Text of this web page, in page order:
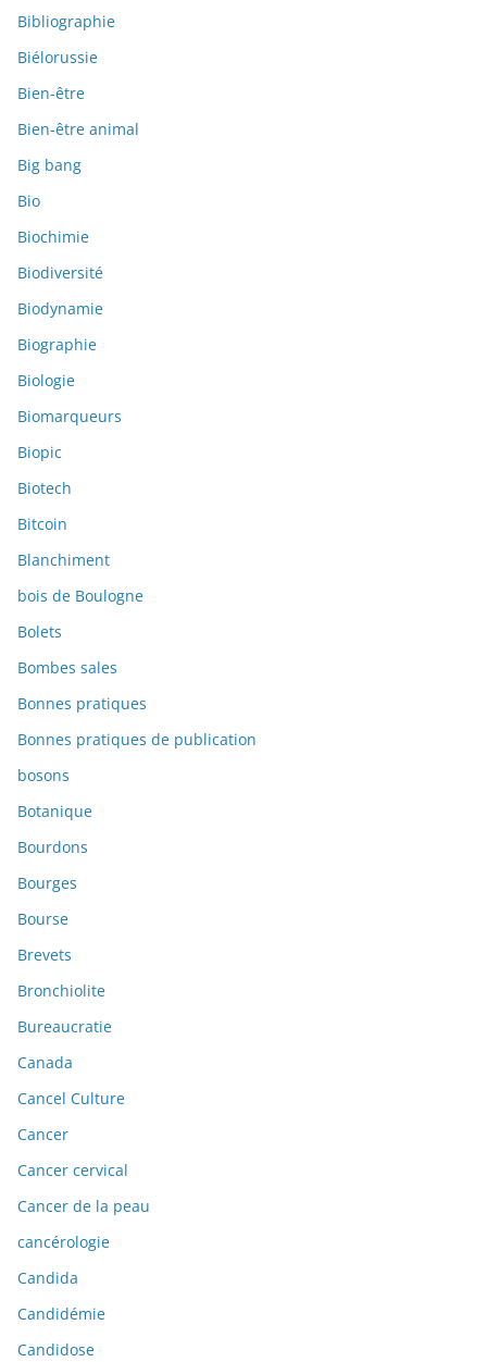
Bibliographie
Biélorussie
Bien-être
Bien-être animal
Big bang
Bio
Biochimie
Biodiversité
Biodynamie
Biographie
Biologie
Biomarqueurs
Biopic
Biotech
Bitcoin
Blanchiment
bois de Boulogne
Bolets
Bombes sales
Bonnes pratiques
Bonnes pratiques de publication
bosons
Botanique
Bourdons
Bourges
Bourse
Brevets
Bronchiolite
Bureaucratie
Canada
Cancel Culture
Cancer
Cancer cervical
Cancer de la peau
cancérologie
Candida
Candidémie
Candidose